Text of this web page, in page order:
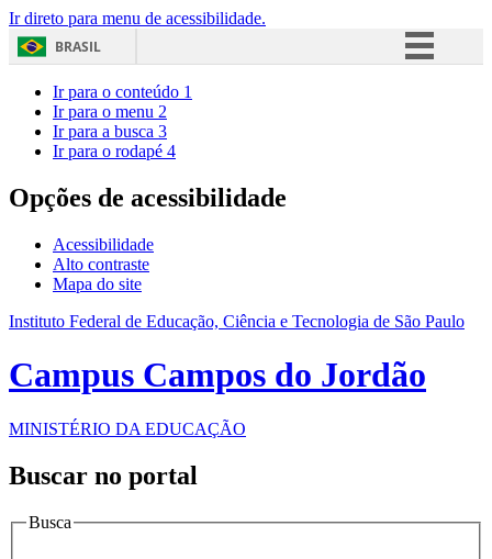
Ir direto para menu de acessibilidade.
BRASIL
Acesso à informação
Ir para o conteúdo 1
Ir para o menu 2
Ir para a busca 3
Ir para o rodapé 4
Opções de acessibilidade
Acessibilidade
Alto contraste
Mapa do site
Instituto Federal de Educação, Ciência e Tecnologia de São Paulo
Campus Campos do Jordão
MINISTÉRIO DA EDUCAÇÃO
Buscar no portal
Busca